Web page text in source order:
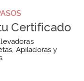
Certificado
Apiladoras y